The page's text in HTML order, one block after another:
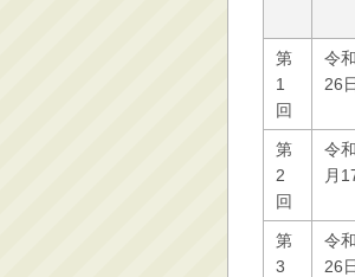
第
1
回
令
26
第
2
回
令
月
第
3
令
26